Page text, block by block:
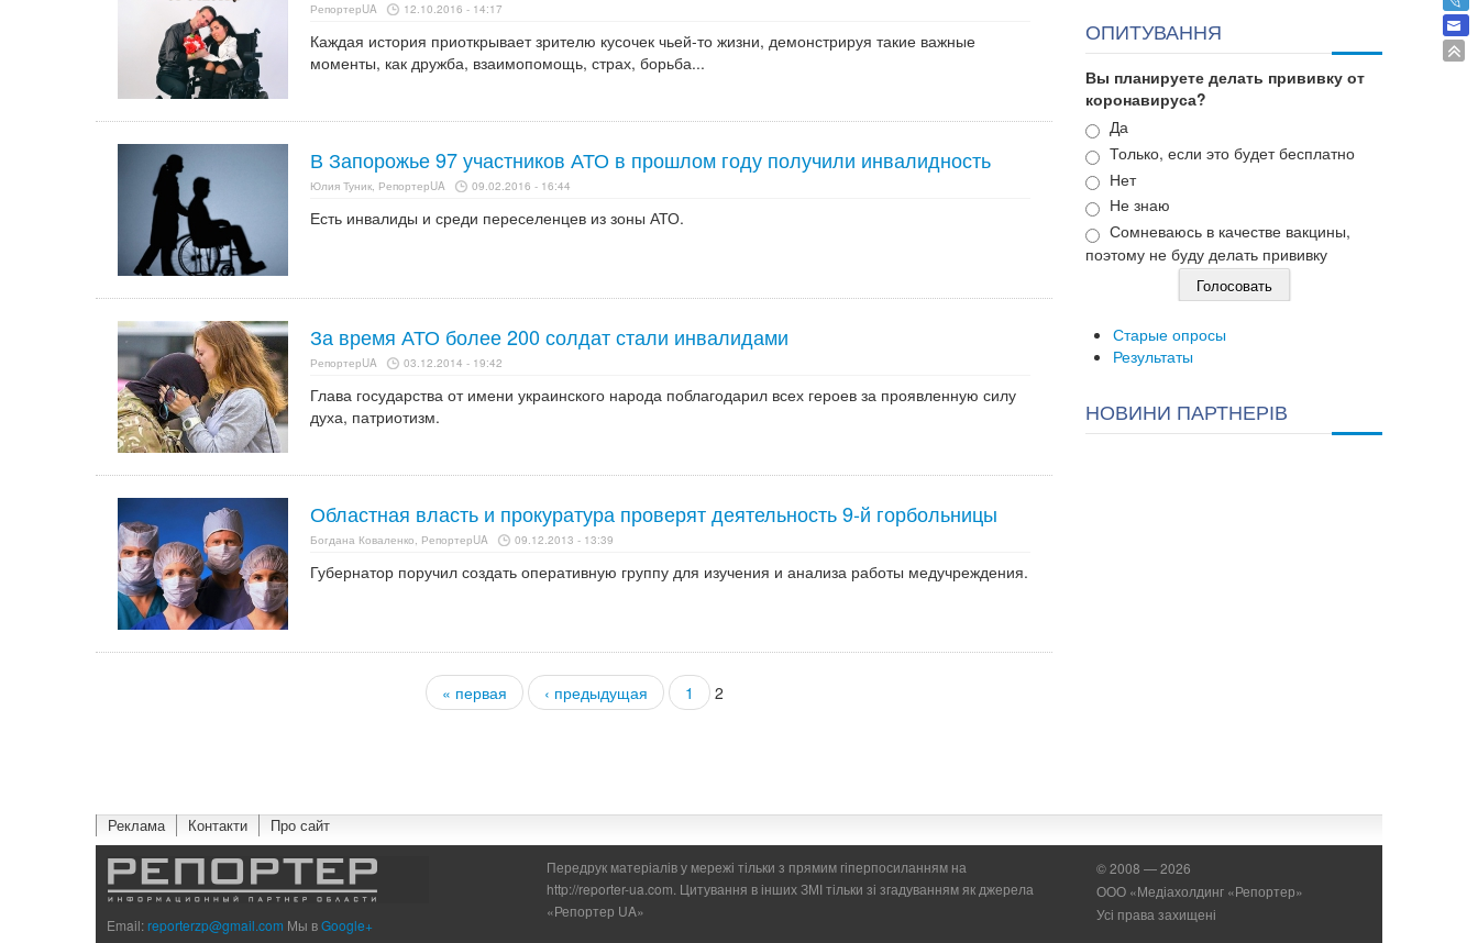
РепортерUA 12.10.2016 - 14:17
Каждая история приоткрывает зрителю кусочек чьей-то жизни, демонстрируя такие важные
моменты, как дружба, взаимопомощь, страх, борьба...
В Запорожье 97 участников АТО в прошлом году получили инвалидность
Юлия Туник, РепортерUA 09.02.2016 - 16:44
Есть инвалиды и среди переселенцев из зоны АТО.
За время АТО более 200 солдат стали инвалидами
РепортерUA 03.12.2014 - 19:42
Глава государства от имени украинского народа поблагодарил всех героев за проявленную силу
духа, патриотизм.
Областная власть и прокуратура проверят деятельность 9-й горбольницы
Богдана Коваленко, РепортерUA 09.12.2013 - 13:39
Губернатор поручил создать оперативную группу для изучения и анализа работы медучреждения.
« первая ‹ предыдущая 1 2
ОПИТУВАННЯ
Вы планируете делать прививку от
коронавируса?
Варианты
Да
Только, если это будет бесплатно
Нет
Не знаю
Сомневаюсь в качестве вакцины,
поэтому не буду делать прививку
Старые опросы
Результаты
НОВИНИ ПАРТНЕРІВ
Реклама Контакти Про сайт
Email:reporterzp@gmail.com Мы вGoogle+
Передрук матеріалів у мережі тільки з прямим гіперпосиланням на
http://reporter-ua.com. Цитування в інших ЗМІ тільки зі згадуванням як джерела
«Репортер UA»
© 2008 — 2026
ООО «Медіахолдинг «Репортер»
Усі права захищені